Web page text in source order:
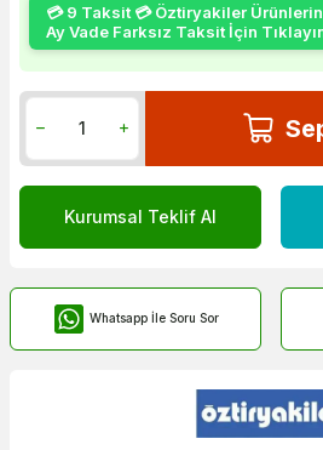
💳 9 Taksit 💳 Öztiryakiler
Ay Vade Farksız Taksit İçin
Kurumsal Teklif Al
Whatsapp İle Soru Sor